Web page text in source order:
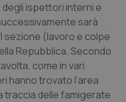
ispettori interni e
sarà
sezione (lavoro e colpe
Repubblica. Secondo
come in vari
hanno trovato l’area
traccia delle famigerate